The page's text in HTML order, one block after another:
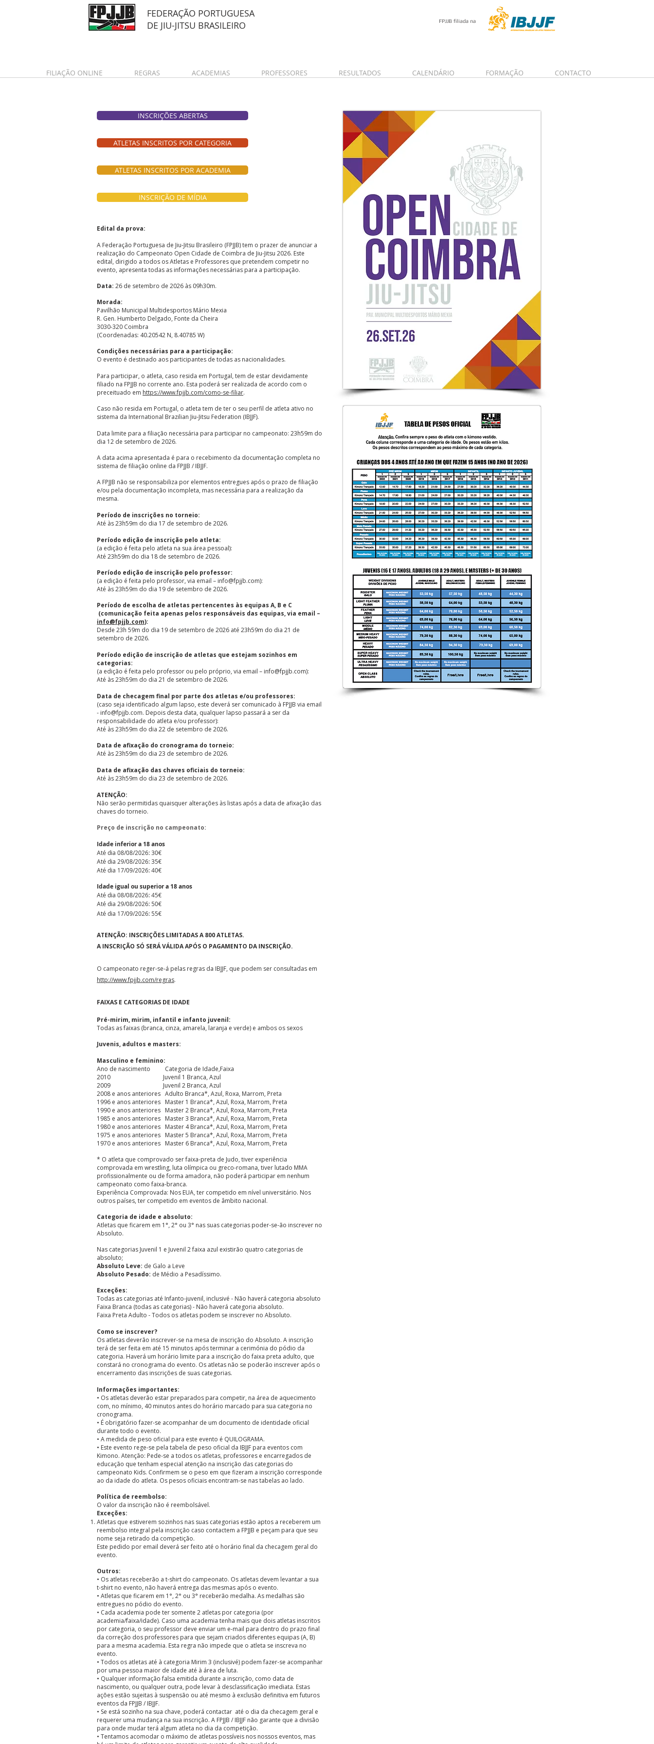
FEDERAÇÃO PORTUGUESA
DE JIU-JITSU BRASILEIRO FPJJB filiada na
FILIAÇÃO ONLINE REGRAS ACADEMIAS PROFESSORES RESULTADOS CALENDÁRIO FORMAÇÃO CONTACTO
INSCRIÇÕES ABERTAS
ATLETAS INSCRITOS POR CATEGORIA
ATLETAS INSCRITOS POR ACADEMIA
INSCRIÇÃO DE MÍDIA
Edital da prova:
A Federação Portuguesa de Jiu-Jitsu Brasileiro (FPJJB) tem o prazer de anunciar a
realização do Campeonato Open Cidade de Coimbra de Jiu-Jitsu 2026. Este
edital, dirigido a todos os Atletas e Professores que pretendem competir no
evento, apresenta todas as informações necessárias para a participação.
Data: 26 de setembro de 2026 às 09h30m.
Morada:
Pavilhão Municipal Multidesportos Mário Mexia
R. Gen. Humberto Delgado, Fonte da Cheira
3030-320 Coimbra
(Coordenadas: 40.20542 N, 8.40785 W)
Condições necessárias para a participação:
O evento é destinado aos participantes de todas as nacionalidades.
​Para participar, o atleta, caso resida em Portugal, tem de estar devidamente
filiado na FPJJB no corrente ano. Esta poderá ser realizada de acordo com o
preceituado em https://www.fpjjb.com/como-se-filiar.
Caso não resida em Portugal, o atleta tem de ter o seu perfil de atleta ativo no
sistema da International Brazilian Jiu-Jitsu Federation (IBJJF).
Data limite para a filiação necessária para participar no campeonato: 23h59m do
dia 12 de setembro de 2026.
A data acima apresentada é para o recebimento da documentação completa no
sistema de filiação online da FPJJB / IBJJF.
A FPJJB não se responsabiliza por elementos entregues após o prazo de filiação
e/ou pela documentação incompleta, mas necessária para a realização da
mesma.
Período de inscrições no torneio:
Até às 23h59m do dia 17 de setembro de 2026.
Período edição de inscrição pelo atleta:
(a edição é feita pelo atleta na sua área pessoal):
Até 23h59m do dia 18 de setembro de 2026.
Período edição de inscrição pelo professor:
(a edição é feita pelo professor, via email – info@fpjjb.com):
Até às 23h59m do dia 19 de setembro de 2026.
Período de escolha de atletas pertencentes às equipas A, B e C
(comunicação feita apenas pelos responsáveis das equipas, via email –
info@fpjjb.com):
Desde 23h 59m do dia 19 de setembro de 2026 até 23h59m do dia 21 de
setembro de 2026.
Período edição de inscrição de atletas que estejam sozinhos em
categorias:
(a edição é feita pelo professor ou pelo próprio, via email – info@fpjjb.com):
Até às 23h59m do dia 21 de setembro de 2026.
Data de checagem final por parte dos atletas e/ou professores:
(caso seja identificado algum lapso, este deverá ser comunicado à FPJJB via email
- info@fpjjb.com. Depois desta data, qualquer lapso passará a ser da
responsabilidade do atleta e/ou professor):
Até às 23h59m do dia 22 de setembro de 2026.
Data de afixação do cronograma do torneio:
Até às 23h59m do dia 23 de setembro de 2026.
Data de afixação das chaves oficiais do torneio:
Até às 23h59m do dia 23 de setembro de 2026.
ATENÇÃO:
Não serão permitidas quaisquer alterações às listas após a data de afixação das
chaves do torneio.
Preço de inscrição no campeonato:
Idade inferior a 18 anos
Até dia 08/08/2026: 30€​​
Até dia ​29/08/2026: 35€
Até dia 17/09/2026: 40€
Idade igual ou superior a 18 anos
Até dia 08/08/2026: 45€​​
Até dia ​29/08/2026: 50€
Até dia 17/09/2026: 55€
ATENÇÃO: INSCRIÇÕES LIMITADAS A 800 ATLETAS.
A INSCRIÇÃO SÓ SERÁ VÁLIDA APÓS O PAGAMENTO DA INSCRIÇÃO.
O campeonato reger-se-á pelas regras da IBJJF, que podem ser consultadas em
http://www.fpjjb.com/regras.
FAIXAS E CATEGORIAS DE IDADE
Pré-mirim, mirim, infantil e infanto juvenil:
Todas as faixas (branca, cinza, amarela, laranja e verde) e ambos os sexos
Juvenis, adultos e masters:
Masculino e feminino:
Ano de nascimento Categoria de Idade,Faixa
2010 Juvenil 1 Branca, Azul
2009 Juvenil 2 Branca, Azul
2008 e anos anteriores Adulto Branca*, Azul, Roxa, Marrom, Preta
1996 e anos anteriores Master 1 Branca*, Azul, Roxa, Marrom, Preta
1990 e anos anteriores Master 2 Branca*, Azul, Roxa, Marrom, Preta
1985 e anos anteriores Master 3 Branca*, Azul, Roxa, Marrom, Preta
1980 e anos anteriores Master 4 Branca*, Azul, Roxa, Marrom, Preta
1975 e anos anteriores Master 5 Branca*, Azul, Roxa, Marrom, Preta
1970 e anos anteriores Master 6 Branca*, Azul, Roxa, Marrom, Preta
* O atleta que comprovado ser faixa-preta de Judo, tiver experiência
comprovada em wrestling, luta olímpica ou greco-romana, tiver lutado MMA
profissionalmente ou de forma amadora, não poderá participar em nenhum
campeonato como faixa-branca.
Experiência Comprovada: Nos EUA, ter competido em nível universitário. Nos
outros países, ter competido em eventos de âmbito nacional.
Categoria de idade e absoluto:
Atletas que ficarem em 1°, 2° ou 3° nas suas categorias poder-se-ão inscrever no
Absoluto.
Nas categorias Juvenil 1 e Juvenil 2 faixa azul existirão quatro categorias de
absoluto;
Absoluto Leve: de Galo a Leve
Absoluto Pesado: de Médio a Pesadíssimo.
Exceções:
Todas as categorias até Infanto-juvenil, inclusivé - Não haverá categoria absoluto
Faixa Branca (todas as categorias) - Não haverá categoria absoluto.
Faixa Preta Adulto - Todos os atletas podem se inscrever no Absoluto.
Como se inscrever?
Os atletas deverão inscrever-se na mesa de inscrição do Absoluto. A inscrição
terá de ser feita em até 15 minutos após terminar a cerimónia do pódio da
categoria. Haverá um horário limite para a inscrição do faixa preta adulto, que
constará no cronograma do evento. Os atletas não se poderão inscrever após o
encerramento das inscrições de suas categorias.
Informações importantes:
• Os atletas deverão estar preparados para competir, na área de aquecimento
com, no mínimo, 40 minutos antes do horário marcado para sua categoria no
cronograma.
• É obrigatório fazer-se acompanhar de um documento de identidade oficial
durante todo o evento.
• A medida de peso oficial para este evento é QUILOGRAMA.
• Este evento rege-se pela tabela de peso oficial da IBJJF para eventos com
Kimono. Atenção: Pede-se a todos os atletas, professores e encarregados de
educação que tenham especial atenção na inscrição das categorias do
campeonato Kids. Confirmem se o peso em que fizeram a inscrição corresponde
ao da idade do atleta. Os pesos oficiais encontram-se nas tabelas ao lado.
Política de reembolso:
O valor da inscrição não é reembolsável.
Exceções:
Atletas que estiverem sozinhos nas suas categorias estão aptos a receberem um
reembolso integral pela inscrição caso contactem a FPJJB e peçam para que seu
nome seja retirado da competição.
Este pedido por email deverá ser feito até o horário final da checagem geral do
evento.
Outros:
• Os atletas receberão a t-shirt do campeonato. Os atletas devem levantar a sua
t-shirt no evento, não haverá entrega das mesmas após o evento.
• Atletas que ficarem em 1°, 2° ou 3° receberão medalha. As medalhas são
entregues no pódio do evento.
• Cada academia pode ter somente 2 atletas por categoria (por
academia/faixa/idade). Caso uma academia tenha mais que dois atletas inscritos
por categoria, o seu professor deve enviar um e-mail para dentro do prazo final
da correção dos professores para que sejam criados diferentes equipas (A, B)
para a mesma academia. Esta regra não impede que o atleta se inscreva no
evento.
• Todos os atletas até à categoria Mirim 3 (inclusivé) podem fazer-se acompanhar
por uma pessoa maior de idade até à área de luta.
• Qualquer informação falsa emitida durante a inscrição, como data de
nascimento, ou qualquer outra, pode levar à desclassificação imediata. Estas
ações estão sujeitas à suspensão ou até mesmo à exclusão definitiva em futuros
eventos da FPJJB / IBJJF.
• Se está sozinho na sua chave, poderá contactar até o dia da checagem geral e
requerer uma mudança na sua inscrição. A FPJJB / IBJJF não garante que a divisão
para onde mudar terá algum atleta no dia da competição.
• Tentamos acomodar o máximo de atletas possíveis nos nossos eventos, mas